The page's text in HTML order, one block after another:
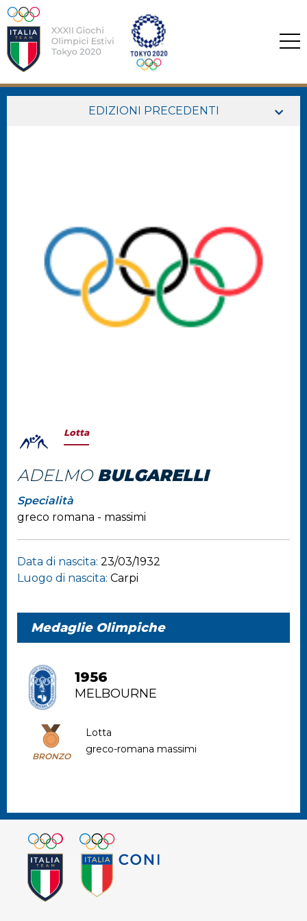
EDIZIONI PRECEDENTI
Lotta
ADELMO BULGARELLI
Specialità
greco romana - massimi
Data di nascita: 23/03/1932
Luogo di nascita: Carpi
Medaglie Olimpiche
1956
MELBOURNE
BRONZO
Lotta
greco-romana massimi